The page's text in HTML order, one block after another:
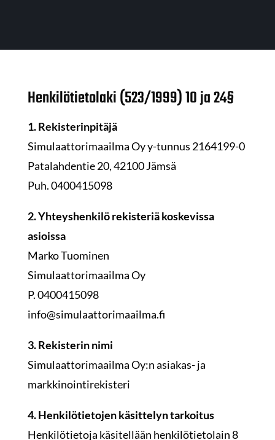
Henkilötietolaki (523/1999) 10 ja 24§
1. Rekisterinpitäjä
Simulaattorimaailma Oy y-tunnus 2164199-0
Patalahdentie 20, 42100 Jämsä
Puh. 0400415098
2. Yhteyshenkilö rekisteriä koskevissa
asioissa
Marko Tuominen
Simulaattorimaailma Oy
P. 0400415098
info@simulaattorimaailma.fi
3. Rekisterin nimi
Simulaattorimaailma Oy:n asiakas- ja
markkinointirekisteri
4. Henkilötietojen käsittelyn tarkoitus
Henkilötietoja käsitellään henkilötietolain 8